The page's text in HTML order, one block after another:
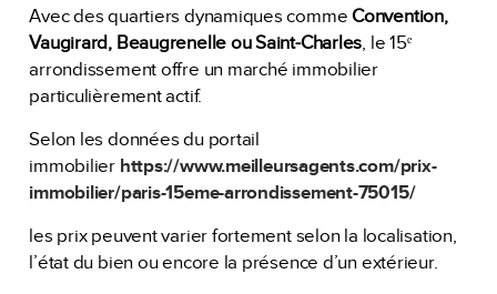
Avec des quartiers dynamiques commeConvention,
Vaugirard, Beaugrenelle ou Saint-Charles, le 15ᵉ
arrondissement offre un marché immobilier
particulièrement actif.
Selon les données du portail
immobilier https://www.meilleursagents.com/prix-
immobilier/paris-15eme-arrondissement-75015/
les prix peuvent varier fortement selon la localisation,
l’état du bien ou encore la présence d’un extérieur.